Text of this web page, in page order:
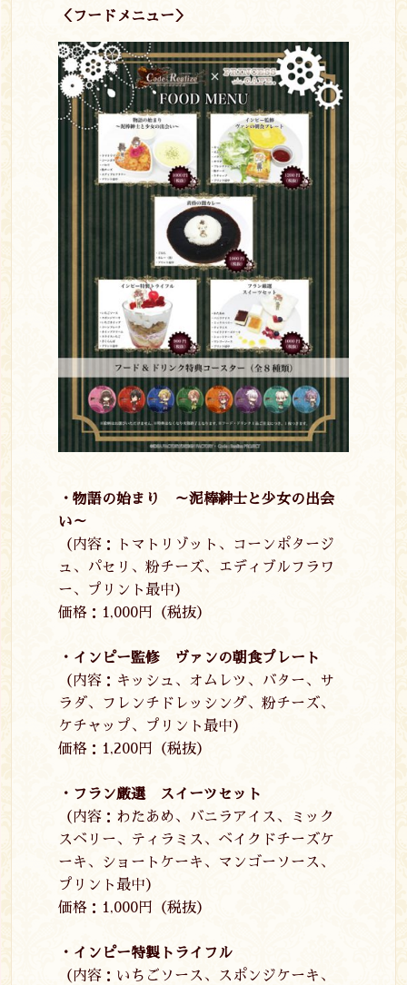
＜フードメニュー＞
・物語の始まり ～泥棒紳士と少女の出会
い～
（内容：トマトリゾット、コーンポタージ
ュ、パセリ、粉チーズ、エディブルフラワ
ー、プリント最中）
価格： 1,000円（税抜）
・インピー監修 ヴァンの朝食プレート
（内容：キッシュ、オムレツ、バター、サ
ラダ、フレンチドレッシング、粉チーズ、
ケチャップ、プリント最中）
価格： 1,200円（税抜）
・フラン厳選 スイーツセット
（内容：わたあめ、バニラアイス、ミック
スベリー、ティラミス、ベイクドチーズケ
ーキ、ショートケーキ、マンゴーソース、
プリント最中）
価格： 1,000円（税抜）
・インピー特製トライフル
（内容：いちごソース、スポンジケーキ、